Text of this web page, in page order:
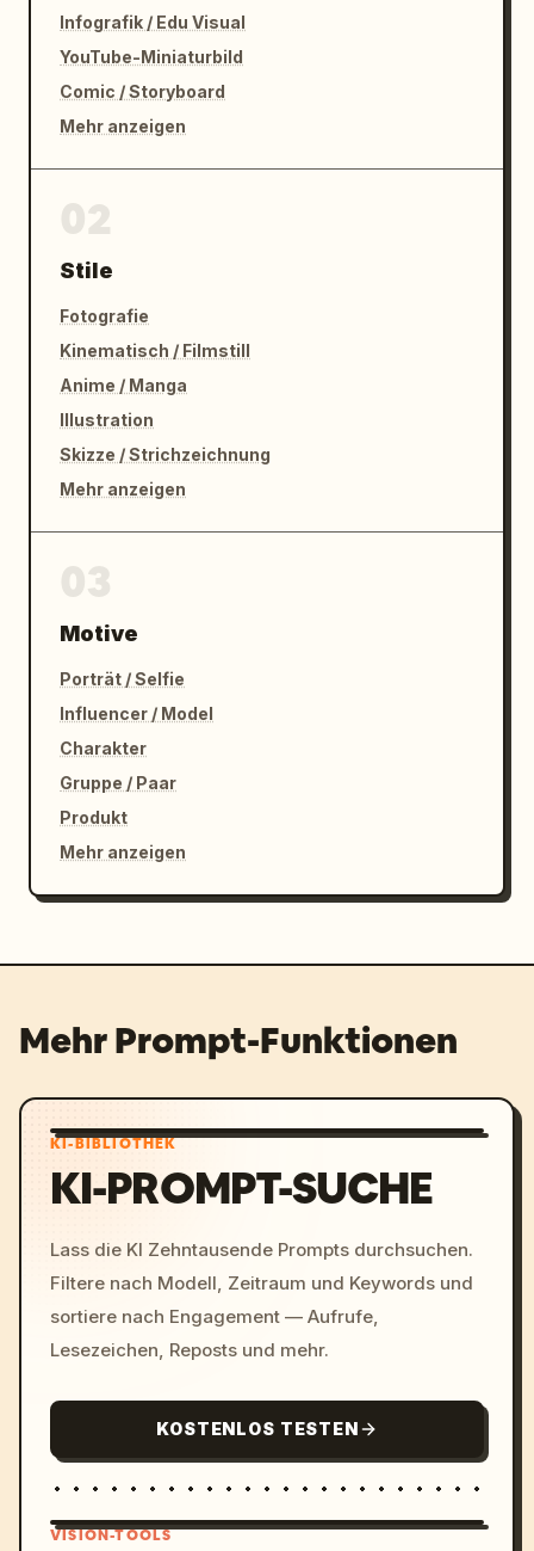
Infografik / Edu Visual
YouTube-Miniaturbild
Comic / Storyboard
Mehr anzeigen
Stile
Fotografie
Kinematisch / Filmstill
Anime / Manga
Illustration
Skizze / Strichzeichnung
Mehr anzeigen
Motive
Porträt / Selfie
Influencer / Model
Charakter
Gruppe / Paar
Produkt
Mehr anzeigen
Mehr Prompt-Funktionen
KI-BIBLIOTHEK
KI-PROMPT-SUCHE
Lass die KI Zehntausende Prompts durchsuchen.
Filtere nach Modell, Zeitraum und Keywords und
sortiere nach Engagement — Aufrufe,
Lesezeichen, Reposts und mehr.
KOSTENLOS TESTEN
VISION-TOOLS